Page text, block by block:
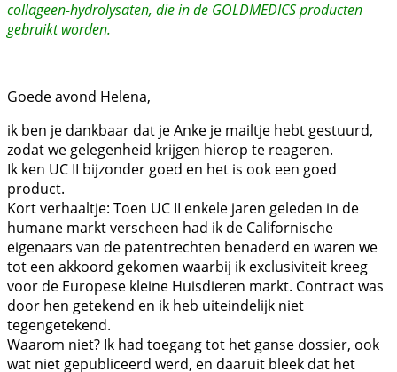
collageen-hydrolysaten, die in de GOLDMEDICS producten
gebruikt worden.
Goede avond Helena,
ik ben je dankbaar dat je Anke je mailtje hebt gestuurd,
zodat we gelegenheid krijgen hierop te reageren.
Ik ken UC II bijzonder goed en het is ook een goed
product.
Kort verhaaltje: Toen UC II enkele jaren geleden in de
humane markt verscheen had ik de Californische
eigenaars van de patentrechten benaderd en waren we
tot een akkoord gekomen waarbij ik exclusiviteit kreeg
voor de Europese kleine Huisdieren markt. Contract was
door hen getekend en ik heb uiteindelijk niet
tegengetekend.
Waarom niet? Ik had toegang tot het ganse dossier, ook
wat niet gepubliceerd werd, en daaruit bleek dat het